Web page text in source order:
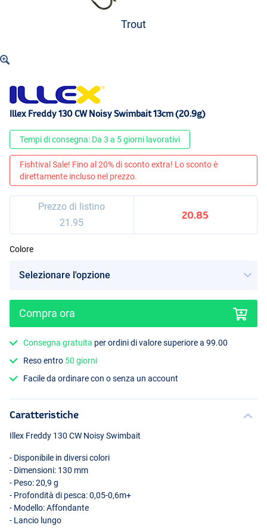
Trout
Carp
Illex Freddy 130 CW Noisy Swimbait 13cm (20.9g)
Tempi di consegna: Da 3 a 5 giorni lavorativi
Fishtival Sale! Fino al 20% di sconto extra! Lo sconto è
direttamente incluso nel prezzo.
Prezzo di listino
21.95
20.85
Colore
Compra ora
Consegna gratuita per ordini di valore superiore a 99.00
Reso entro 50 giorni
Facile da ordinare con o senza un account
Caratteristiche
Illex Freddy 130 CW Noisy Swimbait
- Disponibile in diversi colori
- Dimensioni: 130 mm
- Peso: 20,9 g
- Profondità di pesca: 0,05-0,6m+
- Modello: Affondante
- Lancio lungo